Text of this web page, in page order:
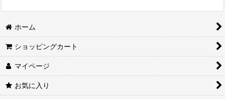
ホーム
ショッピングカート
マイページ
お気に入り